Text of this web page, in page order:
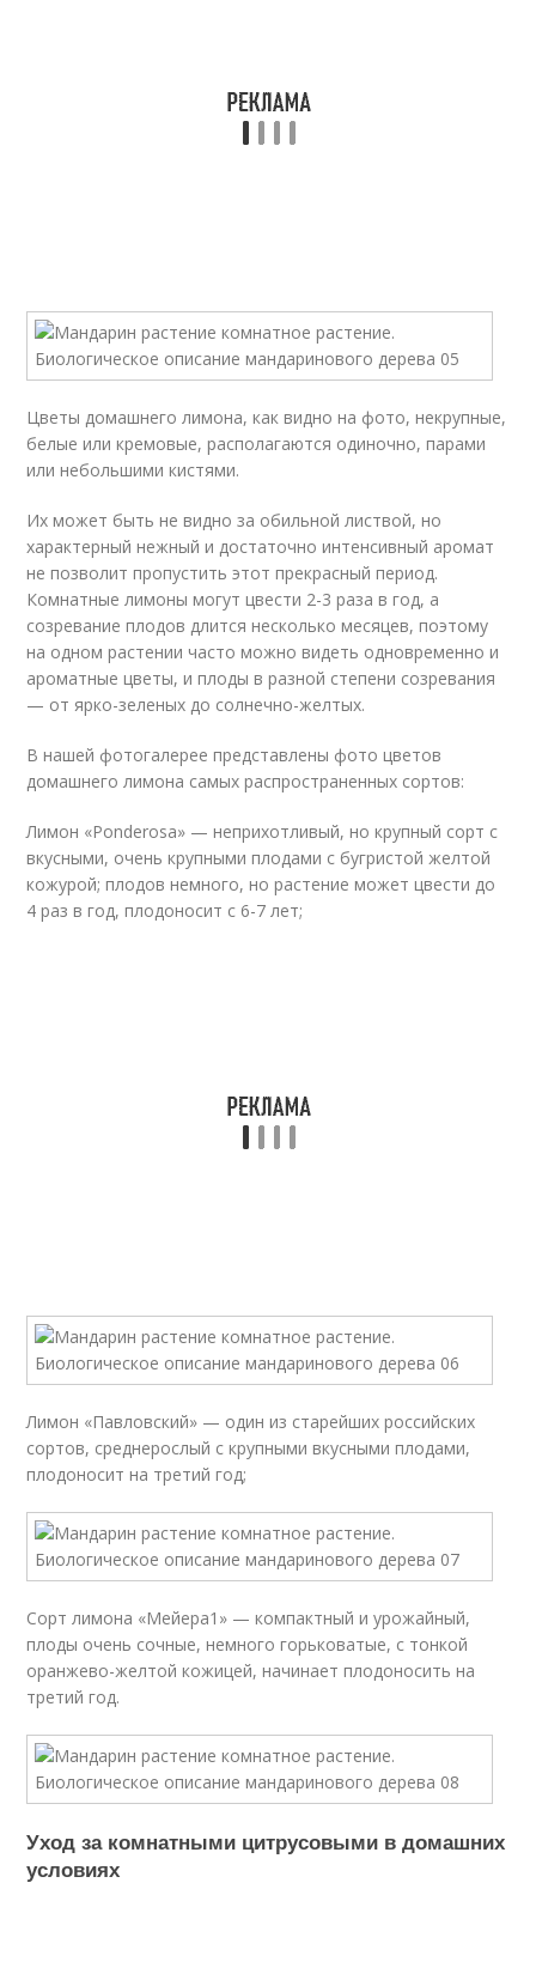
Цветы домашнего лимона, как видно на фото, некрупные,
белые или кремовые, располагаются одиночно, парами
или небольшими кистями.
Их может быть не видно за обильной листвой, но
характерный нежный и достаточно интенсивный аромат
не позволит пропустить этот прекрасный период.
Комнатные лимоны могут цвести 2-3 раза в год, а
созревание плодов длится несколько месяцев, поэтому
на одном растении часто можно видеть одновременно и
ароматные цветы, и плоды в разной степени созревания
— от ярко-зеленых до солнечно-желтых.
В нашей фотогалерее представлены фото цветов
домашнего лимона самых распространенных сортов:
Лимон «Ponderosa» — неприхотливый, но крупный сорт с
вкусными, очень крупными плодами с бугристой желтой
кожурой; плодов немного, но растение может цвести до
4 раз в год, плодоносит с 6-7 лет;
Лимон «Павловский» — один из старейших российских
сортов, среднерослый с крупными вкусными плодами,
плодоносит на третий год;
Сорт лимона «Мейера1» — компактный и урожайный,
плоды очень сочные, немного горьковатые, с тонкой
оранжево-желтой кожицей, начинает плодоносить на
третий год.
Уход за комнатными цитрусовыми в домашних
условиях